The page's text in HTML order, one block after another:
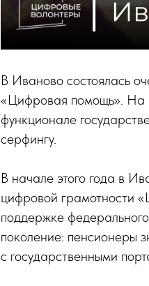
В Иваново состоялась
«Цифровая помощь». На
функционале
серфингу.
В начале этого года в
цифровой грамотности
поддержке
поколение: пенсионеры
с государственными